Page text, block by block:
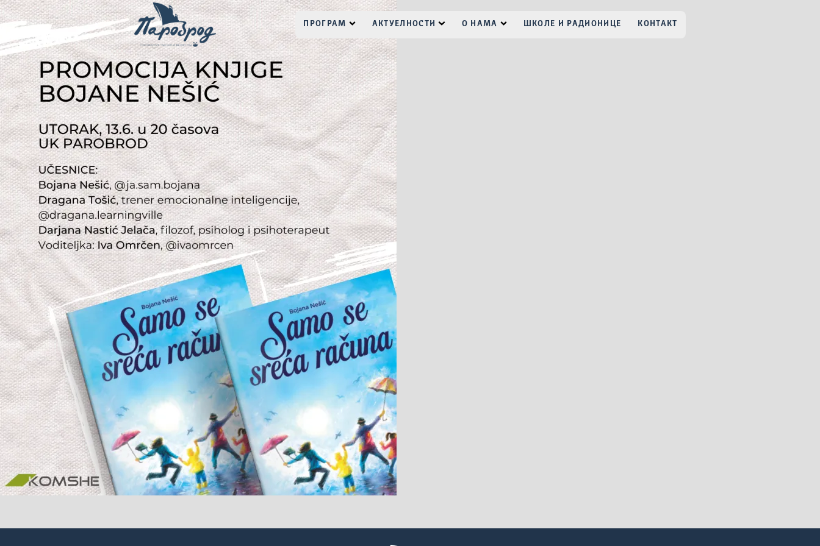
ПРОГРАМ АКТУЕЛНОСТИ О НАМА ШКОЛЕ И РАДИОНИЦЕ КОНТАКТ